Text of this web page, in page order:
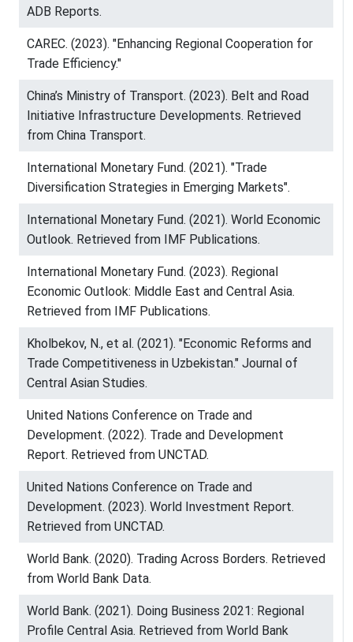
ADB Reports.
CAREC. (2023). "Enhancing Regional Cooperation for
Trade Efficiency."
China’s Ministry of Transport. (2023). Belt and Road
Initiative Infrastructure Developments. Retrieved
from China Transport.
International Monetary Fund. (2021). "Trade
Diversification Strategies in Emerging Markets".
International Monetary Fund. (2021). World Economic
Outlook. Retrieved from IMF Publications.
International Monetary Fund. (2023). Regional
Economic Outlook: Middle East and Central Asia.
Retrieved from IMF Publications.
Kholbekov, N., et al. (2021). "Economic Reforms and
Trade Competitiveness in Uzbekistan." Journal of
Central Asian Studies.
United Nations Conference on Trade and
Development. (2022). Trade and Development
Report. Retrieved from UNCTAD.
United Nations Conference on Trade and
Development. (2023). World Investment Report.
Retrieved from UNCTAD.
World Bank. (2020). Trading Across Borders. Retrieved
from World Bank Data.
World Bank. (2021). Doing Business 2021: Regional
Profile Central Asia. Retrieved from World Bank